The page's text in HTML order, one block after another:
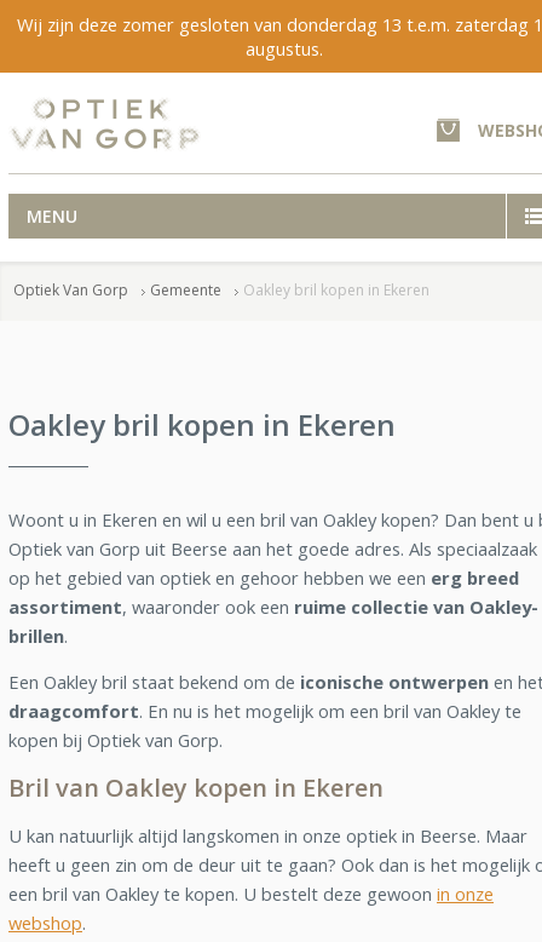
Wij zijn deze zomer gesloten van donderdag 13 t.e.m. zaterdag
augustus.
MENU
Optiek Van Gorp Gemeente Oakley bril kopen in Ekeren
Oakley bril kopen in Ekeren
Woont u in Ekeren en wil u een bril van Oakley kopen? Dan bent u
Optiek van Gorp uit Beerse aan het goede adres. Als speciaalzaak
op het gebied van optiek en gehoor hebben we een erg breed
assortiment, waaronder ook een ruime collectie van Oakley-
brillen.
Een Oakley bril staat bekend om de iconische ontwerpen en
draagcomfort. En nu is het mogelijk om een bril van Oakley te
kopen bij Optiek van Gorp.
Bril van Oakley kopen in Ekeren
U kan natuurlijk altijd langskomen in onze optiek in Beerse. Maar
heeft u geen zin om de deur uit te gaan? Ook dan is het mogelijk
een bril van Oakley te kopen. U bestelt deze gewoon in onze
webshop.